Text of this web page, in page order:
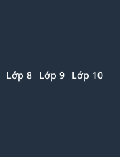
Lớp 8 Lớp 9 Lớp 10